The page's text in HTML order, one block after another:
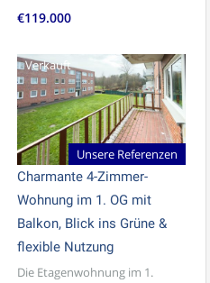
€119.000
Verkauft
Unsere Referenzen
Charmante 4-Zimmer-
Wohnung im 1. OG mit
Balkon, Blick ins Grüne &
flexible Nutzung
Die Etagenwohnung im 1.